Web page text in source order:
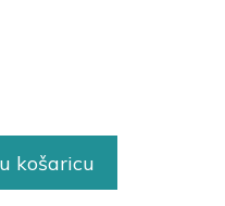
košaricu